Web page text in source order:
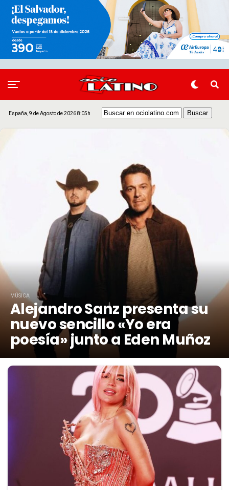
España, 9 de Agosto de 2026 8:05h
MÚSICA
Alejandro Sanz presenta su
nuevo sencillo «Yo era
poesía» junto a Eden Muñoz